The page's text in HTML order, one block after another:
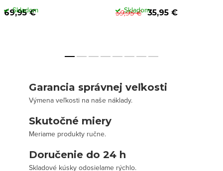
69,95 €
Skladom 59,95 € 35,95 €
Skladom
Garancia správnej veľkosti
Výmena veľkosti na naše náklady.
Skutočné miery
Meriame produkty ručne.
Doručenie do 24 h
Skladové kúsky odosielame rýchlo.